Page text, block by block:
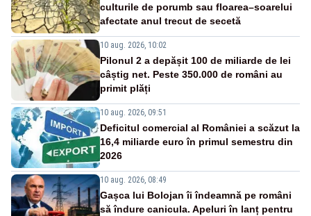
culturile de porumb sau floarea–soarelui
afectate anul trecut de secetă
10 aug. 2026, 10:02
Pilonul 2 a depășit 100 de miliarde de lei
câștig net. Peste 350.000 de români au
primit plăți
10 aug. 2026, 09:51
Deficitul comercial al României a scăzut la
16,4 miliarde euro în primul semestru din
2026
10 aug. 2026, 08:49
Gașca lui Bolojan îi îndeamnă pe români
să îndure canicula. Apeluri în lanț pentru